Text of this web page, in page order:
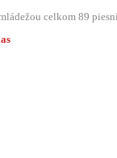
celkom 89